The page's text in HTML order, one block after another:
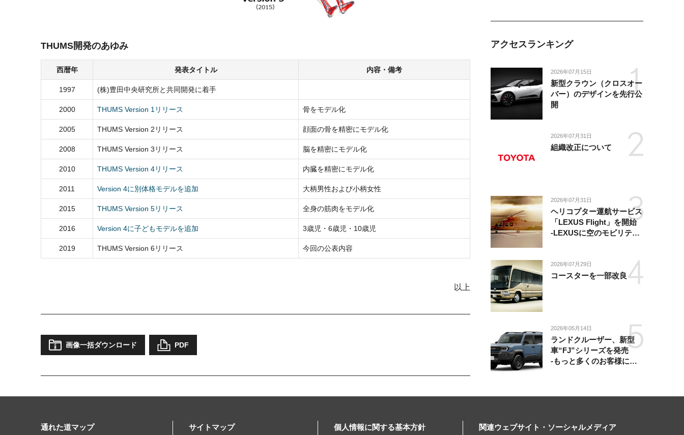
THUMS開発のあゆみ
西暦年 発表タイトル 内容・備考
1997 (株)豊田中央研究所と共同開発に着手
2000 THUMS Version 1リリース 骨をモデル化
2005 THUMS Version 2リリース 顔面の骨を精密にモデル化
2008 THUMS Version 3リリース 脳を精密にモデル化
2010 THUMS Version 4リリース 内臓を精密にモデル化
2011 Version 4に別体格モデルを追加 大柄男性および小柄女性
2015 THUMS Version 5リリース 全身の筋肉をモデル化
2016 Version 4に子どもモデルを追加 3歳児・6歳児・10歳児
2019 THUMS Version 6リリース 今回の公表内容
以上
画像一括ダウンロード PDF
アクセスランキング
2026年07月15日
新型クラウン（クロスオー
バー）のデザインを先行公
開
2026年07月31日
組織改正について
2026年07月31日
ヘリコプター運航サービス
「LEXUS Flight」を開始
-LEXUSに空のモビリティ
2026年07月29日
コースターを一部改良
2026年05月14日
ランドクルーザー、新型
車“FJ”シリーズを発売
-もっと多くのお客様にラ
通れた道マップ サイトマップ 個人情報に関する基本方針 関連ウェブサイト・ソーシャルメディア